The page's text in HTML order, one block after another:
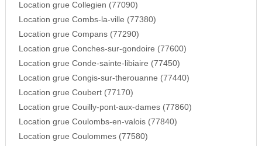
Location grue Collegien (77090)
Location grue Combs-la-ville (77380)
Location grue Compans (77290)
Location grue Conches-sur-gondoire (77600)
Location grue Conde-sainte-libiaire (77450)
Location grue Congis-sur-therouanne (77440)
Location grue Coubert (77170)
Location grue Couilly-pont-aux-dames (77860)
Location grue Coulombs-en-valois (77840)
Location grue Coulommes (77580)